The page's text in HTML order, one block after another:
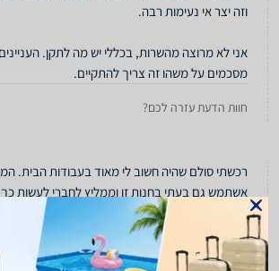
אני לא מרוצה מהשרות, בכללי יש מה לתקן.
מסכמים על משהו זה צריך להתקיים.
חוות הדעת עזרה לכם?
רכשתי סולם שהיה חשוב לי מאוד בעבודות הבית.
אשתמש גם בעתי בחנות זו וממליץ לחברי לעשות
חוות הדעת עזרה לכם?